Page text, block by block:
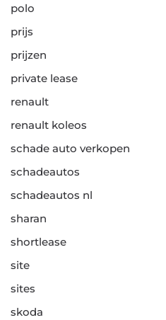
polo
prijs
prijzen
private lease
renault
renault koleos
schade auto verkopen
schadeautos
schadeautos nl
sharan
shortlease
site
sites
skoda